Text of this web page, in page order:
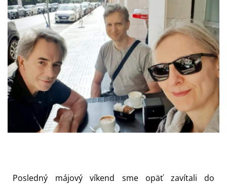
Posledný májový víkend sme opäť zavítali do